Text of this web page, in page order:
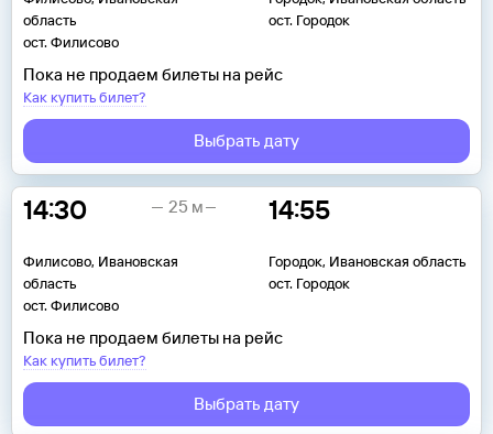
область
ост. Филисово
ост. Городок
Пока не продаем билеты на рейс
Как купить билет?
Выбрать дату
14:30
Филисово, Ивановская
область
ост. Филисово
14:55
Городок, Ивановская область
ост. Городок
25 м
Пока не продаем билеты на рейс
Как купить билет?
Выбрать дату